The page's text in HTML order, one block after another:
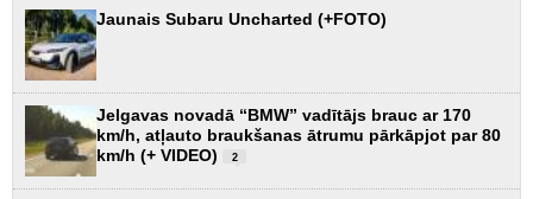
Jaunais Subaru Uncharted (+FOTO)
Jelgavas novadā “BMW” vadītājs brauc ar 170
km/h, atļauto braukšanas ātrumu pārkāpjot par 80
km/h (+ VIDEO)
2